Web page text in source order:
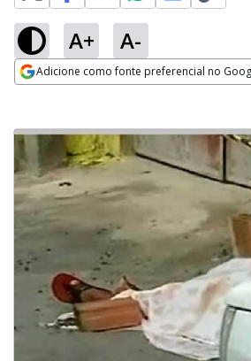
A+ A-
Adicione como fonte preferencial no